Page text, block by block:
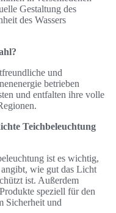
Gestaltung des
des Wassers
und
betrieben
und entfalten ihre volle
Teichbeleuchtung
ist es wichtig,
wie gut das Licht
ist. Außerdem
speziell für den
Sicherheit und